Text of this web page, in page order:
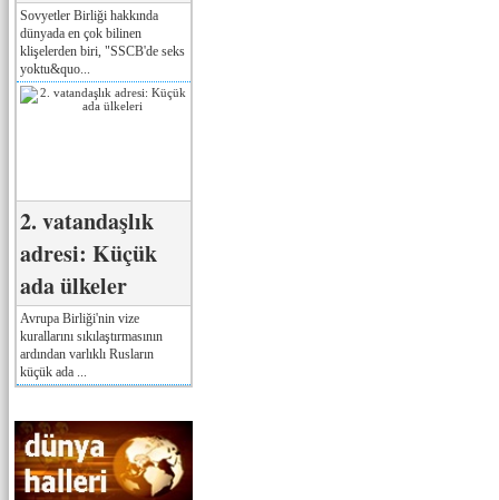
Sovyetler Birliği hakkında
dünyada en çok bilinen
klişelerden biri, "SSCB'de seks
yoktu&quo...
2. vatandaşlık
adresi: Küçük
ada ülkeler
Avrupa Birliği'nin vize
kurallarını sıkılaştırmasının
ardından varlıklı Rusların
küçük ada ...